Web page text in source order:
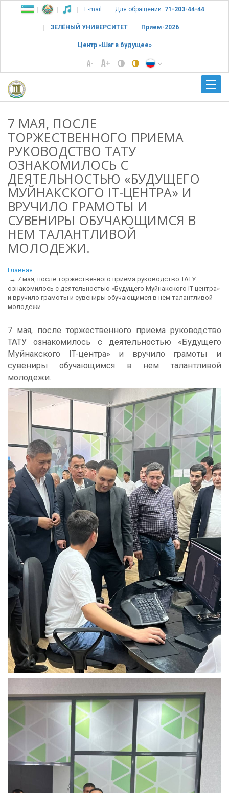
E-mail Для обращений: 71-203-44-44
ЗЕЛЁНЫЙ УНИВЕРСИТЕТ Прием-2026
Центр «Шаг в будущее»
7 МАЯ, ПОСЛЕ
ТОРЖЕСТВЕННОГО ПРИЕМА
РУКОВОДСТВО ТАТУ
ОЗНАКОМИЛОСЬ С
ДЕЯТЕЛЬНОСТЬЮ «БУДУЩЕГО
МУЙНАКСКОГО IT-ЦЕНТРА» И
ВРУЧИЛО ГРАМОТЫ И
СУВЕНИРЫ ОБУЧАЮЩИМСЯ В
НЕМ ТАЛАНТЛИВОЙ
МОЛОДЕЖИ.
Главная
7 мая, после торжественного приема руководство ТАТУ
ознакомилось с деятельностью «Будущего Муйнакского IT-центра»
и вручило грамоты и сувениры обучающимся в нем талантливой
молодежи.
7 мая, после торжественного приема руководство
ТАТУ ознакомилось с деятельностью «Будущего
Муйнакского IT-центра» и вручило грамоты и
сувениры обучающимся в нем талантливой
молодежи.